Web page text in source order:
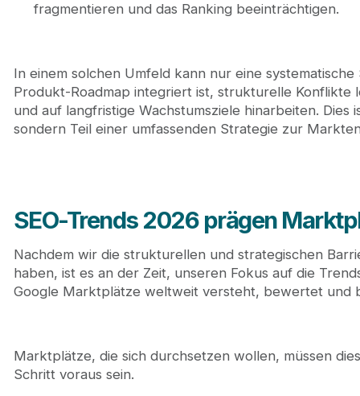
fragmentieren und das Ranking beeinträchtigen.
In einem solchen Umfeld kann nur eine
Produkt-Roadmap integriert ist, strukturelle Konflikte
und auf langfristige Wachstumsziele hinarbeiten.
sondern Teil einer umfassenden Strategie zur
SEO-Trends 2026 prägen
Nachdem wir die strukturellen und strategischen
haben, ist es an der Zeit, unseren Fokus auf die
Google Marktplätze weltweit versteht, bewertet und
Marktplätze, die sich durchsetzen wollen, müssen
Schritt voraus sein.